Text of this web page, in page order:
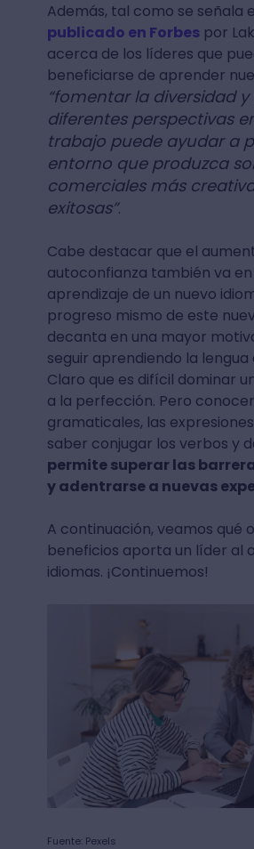
Además, tal como se señala
publicado en Forbespor
acerca de los líderes que
beneficiarse de aprender
“fomentar la diversidad y
diferentes perspectivas
trabajo puede ayudar a
entorno que produzca
comerciales más
exitosas”.
Cabe destacar que el
autoconfianza también va
aprendizaje de un nuevo
progreso mismo de este
decanta en una mayor
seguir aprendiendo la lengua
Claro que es difícil dominar
a la perfección. Pero
gramaticales, las
saber conjugar los verbos y
permite superar las
y adentrarse a nuevas
A continuación, veamos qué
beneficios aporta un líder al
idiomas. ¡Continuemos!
Fuente: Pexels